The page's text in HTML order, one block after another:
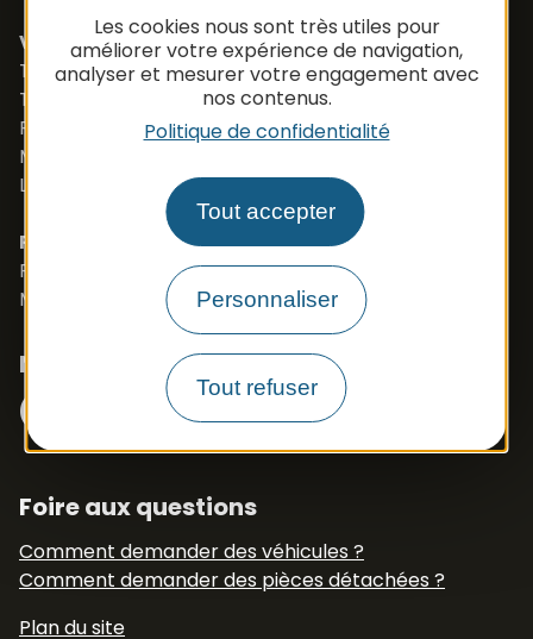
Les cookies nous sont très utiles pour
améliorer votre expérience de navigation,
analyser et mesurer votre engagement avec
nos contenus.
Politique de confidentialité
Tout accepter
Personnaliser
Tout refuser
Véhicules
Tél. +33 (0)5 65 48 05 75
Tél. +33 (0)5 65 48 37 97
Port. +33 (0)6 79 50 77 83
Mail :
Langues parlées : Français, Anglais, Polonais
PROSZE O KONTAKT- J.POLSKI
Port. 0033 673 191 445
Mail :
export.apb1@apbfrance.com
Nous suivre
FacebookInstagram
N° Tél WhatsApp
Foire aux questions
Comment demander des véhicules ?
Comment demander des pièces détachées ?
Plan du site